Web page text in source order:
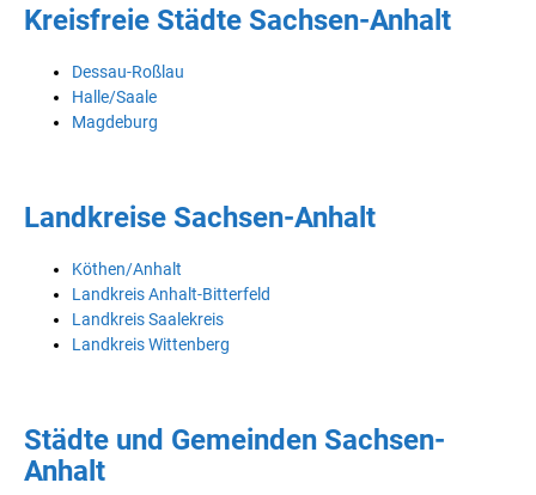
Kreisfreie Städte Sachsen-Anhalt
Dessau-Roßlau
Halle/Saale
Magdeburg
Landkreise Sachsen-Anhalt
Köthen/Anhalt
Landkreis Anhalt-Bitterfeld
Landkreis Saalekreis
Landkreis Wittenberg
Städte und Gemeinden Sachsen-
Anhalt